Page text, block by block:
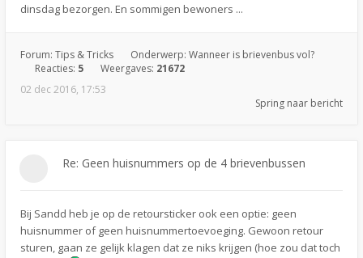
dinsdag bezorgen. En sommigen bewoners ...
Forum: Tips & Tricks Onderwerp: Wanneer is brievenbus vol?
Reacties: 5 Weergaves: 21672
02 dec 2016, 17:53
Spring naar bericht
Re: Geen huisnummers op de 4 brievenbussen
Bij Sandd heb je op de retoursticker ook een optie: geen
huisnummer of geen huisnummertoevoeging. Gewoon retour
sturen, gaan ze gelijk klagen dat ze niks krijgen (hoe zou dat toch